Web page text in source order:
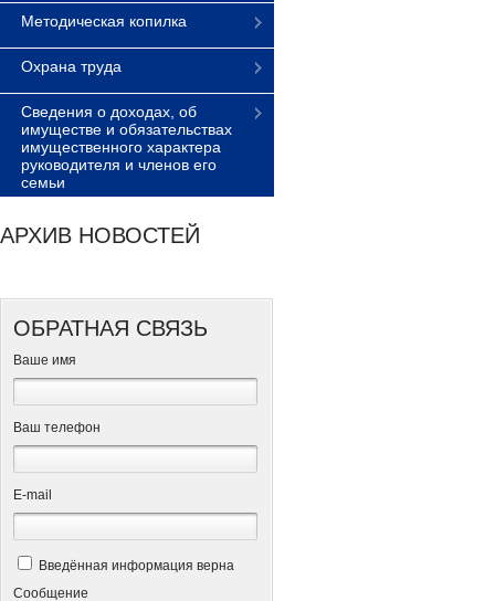
Методическая копилка
Охрана труда
Сведения о доходах, об
имуществе и обязательствах
имущественного характера
руководителя и членов его
семьи
АРХИВ НОВОСТЕЙ
ОБРАТНАЯ СВЯЗЬ
Ваше имя
Ваш телефон
Е-mail
Введённая информация верна
Сообщение